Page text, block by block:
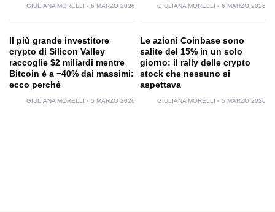
GIULIANA MORELLI 6 MARZO 2026 GIULIANA MORELLI 6 MARZO 2026
Il più grande investitore
crypto di Silicon Valley
raccoglie $2 miliardi mentre
Bitcoin è a −40% dai massimi:
ecco perché
GIULIANA MORELLI 5 MARZO 2026
Le azioni Coinbase sono
salite del 15% in un solo
giorno: il rally delle crypto
stock che nessuno si
aspettava
GIULIANA MORELLI 5 MARZO 2026